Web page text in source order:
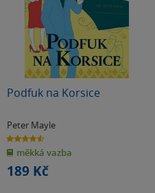
Podfuk na Korsice
Peter Mayle
4.6
z
5
hvězdiček
měkká vazba
189 Kč